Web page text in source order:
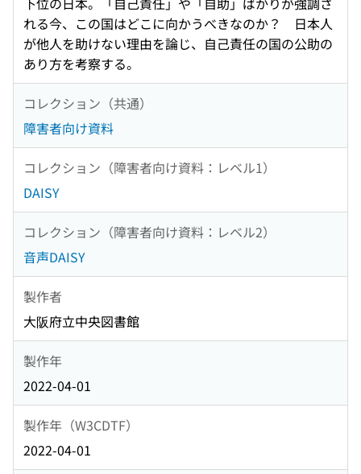
れる今、この国はどこに向かうべきなのか？ 日本人
が他人を助けない理由を論じ、自己責任の国の公助の
あり方を考察する。
コレクション（共通）
障害者向け資料
コレクション（障害者向け資料：レベル1）
DAISY
コレクション（障害者向け資料：レベル2）
音声DAISY
製作者
大阪府立中央図書館
製作年
2022-04-01
製作年（W3CDTF）
2022-04-01